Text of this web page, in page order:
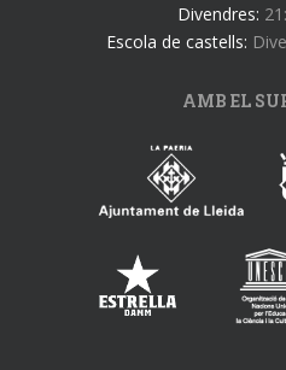
Divendres:
Escola de castells:
AMB EL